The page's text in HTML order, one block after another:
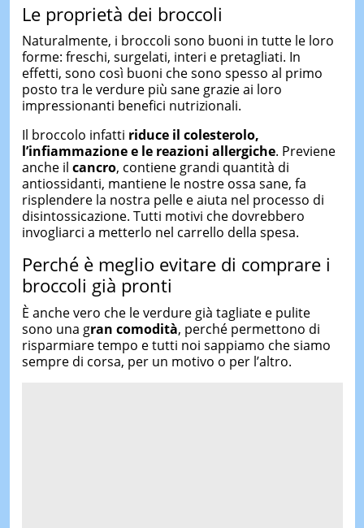
Le proprietà dei broccoli
Naturalmente, i broccoli sono buoni in tutte le loro
forme: freschi, surgelati, interi e pretagliati. In
effetti, sono così buoni che sono spesso al primo
posto tra le verdure più sane grazie ai loro
impressionanti benefici nutrizionali.
Il broccolo infatti riduce il colesterolo,
l’infiammazione e le reazioni allergiche. Previene
anche il cancro, contiene grandi quantità di
antiossidanti, mantiene le nostre ossa sane, fa
risplendere la nostra pelle e aiuta nel processo di
disintossicazione. Tutti motivi che dovrebbero
invogliarci a metterlo nel carrello della spesa.
Perché è meglio evitare di comprare i
broccoli già pronti
È anche vero che le verdure già tagliate e pulite
sono una gran comodità, perché permettono di
risparmiare tempo e tutti noi sappiamo che siamo
sempre di corsa, per un motivo o per l’altro.